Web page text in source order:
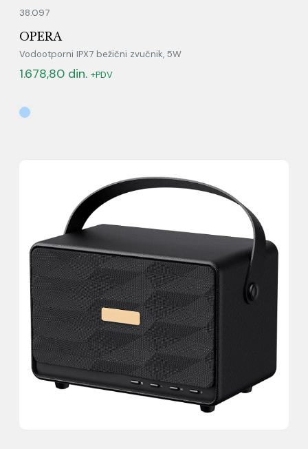
38.097
OPERA
Vodootporni IPX7 bežični zvučnik, 5W
1.678,80 din. +PDV